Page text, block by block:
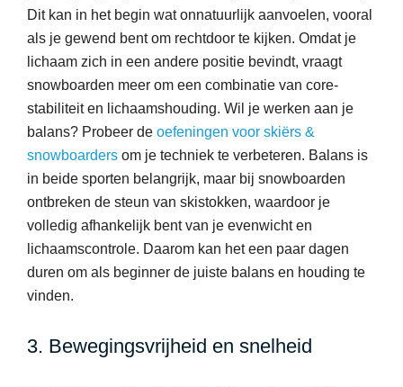
Dit kan in het begin wat onnatuurlijk aanvoelen, vooral
als je gewend bent om rechtdoor te kijken. Omdat je
lichaam zich in een andere positie bevindt, vraagt
snowboarden meer om een combinatie van core-
stabiliteit en lichaamshouding. Wil je werken aan je
balans? Probeer de oefeningen voor skiërs &
snowboarders om je techniek te verbeteren. Balans is
in beide sporten belangrijk, maar bij snowboarden
ontbreken de steun van skistokken, waardoor je
volledig afhankelijk bent van je evenwicht en
lichaamscontrole. Daarom kan het een paar dagen
duren om als beginner de juiste balans en houding te
vinden.
3. Bewegingsvrijheid en snelheid